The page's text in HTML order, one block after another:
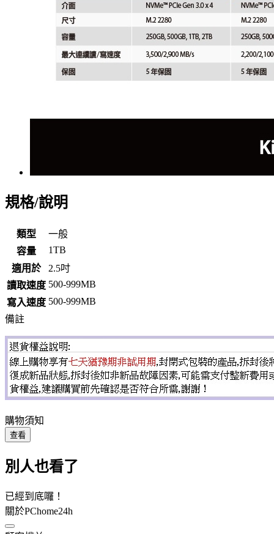
規格/說明
類型
一般
容量
1TB
適用於
2.5吋
讀取速度 500-999MB
寫入速度 500-999MB
備註
購物須知
查看
別人也看了
已經到底囉！
關於PChome24h